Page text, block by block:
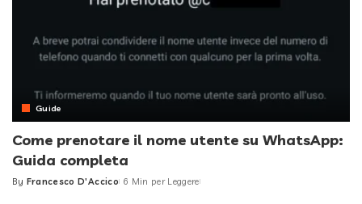
Guide
Come prenotare il nome utente su WhatsApp:
Guida completa
Posted
By Francesco D'Accico 6 Min per Leggere